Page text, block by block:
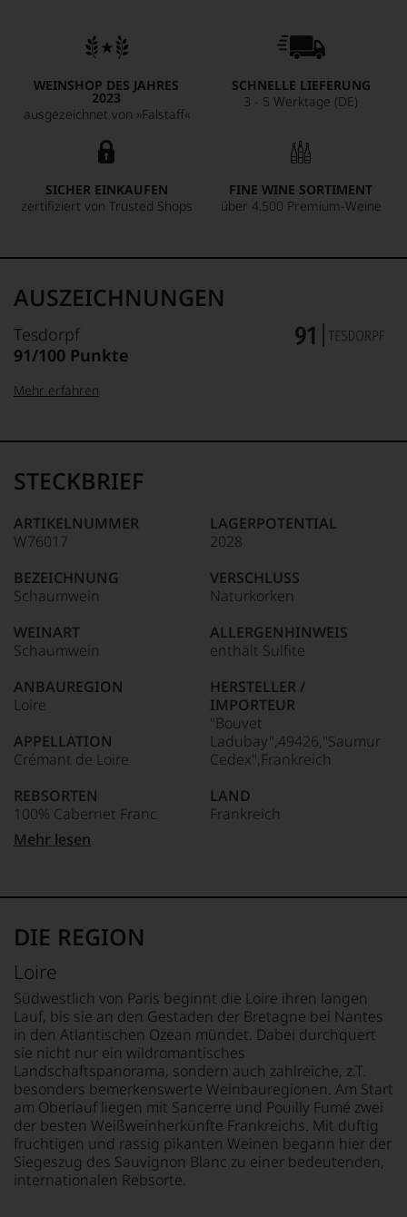
WEINSHOP DES JAHRES
2023
ausgezeichnet von »Falstaff«
SCHNELLE LIEFERUNG
3 - 5 Werktage (DE)
SICHER EINKAUFEN
zertifiziert von Trusted Shops
FINE WINE SORTIMENT
über 4.500 Premium-Weine
AUSZEICHNUNGEN
Tesdorpf
91/100 Punkte
95–98 Punkte:
90–94 Punkte:
Unter 85 Punkte:
Name
Tesdorpf
für
»Fine
für
die
edlen
Weine
der
Welt,
kaum
ein
Das
dokumentieren
auch
und
gerade
mit
Medaillen
Weinjournalisten
Fachpublikationen
unseren
Aussendungen
oder
in
unserem
Webshop,
um
zu
unterstreichen,
auf
welch
Mehr erfahren
STECKBRIEF
ARTIKELNUMMER
W76017
BEZEICHNUNG
Schaumwein
WEINART
Schaumwein
ANBAUREGION
Loire
APPELLATION
Crémant de Loire
REBSORTEN
100% Cabernet Franc
TRINKTEMPERATUR
ALKOHOLGEHALT
LAGERPOTENTIAL
2028
VERSCHLUSS
Naturkorken
ALLERGENHINWEIS
enthält Sulfite
HERSTELLER /
IMPORTEUR
"Bouvet
Ladubay",49426,"Saumur
Cedex",Frankreich
LAND
Frankreich
GESCHMACK
Mehr lesen
DIE REGION
Loire
Südwestlich von Paris beginnt die Loire ihren langen
Lauf, bis sie an den Gestaden der Bretagne bei Nantes
in den Atlantischen Ozean mündet. Dabei durchquert
sie nicht nur ein wildromantisches
Landschaftspanorama, sondern auch zahlreiche, z.T.
besonders bemerkenswerte Weinbauregionen. Am Start
am Oberlauf liegen mit Sancerre und Pouilly Fumé zwei
der besten Weißweinherkünfte Frankreichs. Mit duftig
fruchtigen und rassig pikanten Weinen begann hier der
Siegeszug des Sauvignon Blanc zu einer bedeutenden,
internationalen Rebsorte.